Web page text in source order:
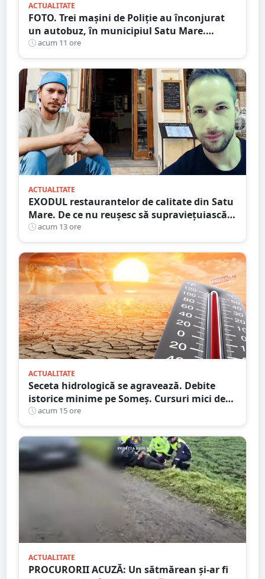
ACTUALITATE
FOTO. Trei mașini de Poliție au înconjurat
un autobuz, în municipiul Satu Mare.
Ambulanța, la fața locului
acum 11 ore
ACTUALITATE
EXODUL restaurantelor de calitate din Satu
Mare. De ce nu reușesc să supraviețuiască
localurile cu adevărat speciale?
acum 13 ore
ACTUALITATE
Seceta hidrologică se agravează. Debite
istorice minime pe Someș. Cursuri mici de
ape au secat
acum 15 ore
ACTUALITATE
PROCURORII ACUZĂ: Un sătmărean și-ar fi